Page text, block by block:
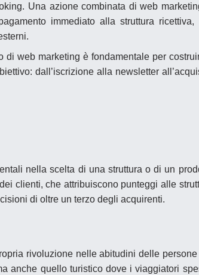
Una azione combinata di web
immediato alla struttura ricettiva,
di web marketing è fondamentale per
dall’iscrizione alla newsletter
nella scelta di una struttura o di un
clienti, che attribuiscono punteggi alle
di oltre un terzo degli acquirenti.
rivoluzione nelle abitudini delle persone
anche quello turistico dove i viaggiatori